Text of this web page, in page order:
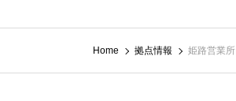
Home 拠点情報 姫路営業所